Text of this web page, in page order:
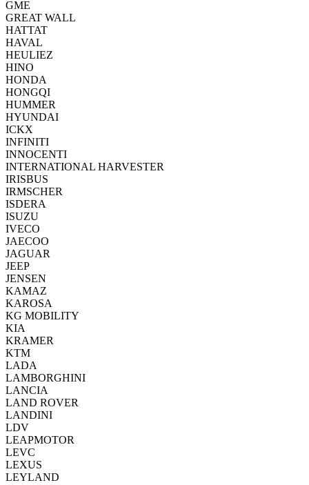
GME
GREAT WALL
HATTAT
HAVAL
HEULIEZ
HINO
HONDA
HONGQI
HUMMER
HYUNDAI
ICKX
INFINITI
INNOCENTI
INTERNATIONAL HARVESTER
IRISBUS
IRMSCHER
ISDERA
ISUZU
IVECO
JAECOO
JAGUAR
JEEP
JENSEN
KAMAZ
KAROSA
KG MOBILITY
KIA
KRAMER
KTM
LADA
LAMBORGHINI
LANCIA
LAND ROVER
LANDINI
LDV
LEAPMOTOR
LEVC
LEXUS
LEYLAND